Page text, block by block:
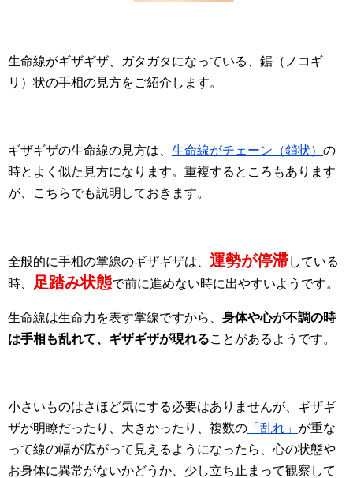
生命線がギザギザ、ガタガタになっている、鋸（ノコギ
リ）状の手相の見方をご紹介します。
ギザギザの生命線の見方は、 生命線がチェーン（鎖状） の
時とよく似た見方になります。重複するところもあります
が、こちらでも説明しておきます。
全般的に手相の掌線のギザギザは、 運勢が停滞している
時、
足踏み状態で前に進めない時に出やすいようです。
生命線は生命力を表す掌線ですから、 身体や心が不調の時
は手相も乱れて、ギザギザが現れることがあるようです。
小さいものはさほど気にする必要はありませんが、ギザギ
ザが明瞭だったり、大きかったり、複数の 「乱れ」 が重な
って線の幅が広がって見えるようになったら、心の状態や
お身体に異常がないかどうか、少し立ち止まって観察して